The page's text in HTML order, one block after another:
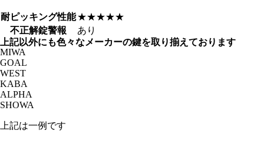
耐ピッキング性能★★★★★
不正解錠警報
あり
上記以外にも色々なメーカーの鍵を取り揃えております
MIWA
GOAL
WEST
KABA
ALPHA
SHOWA
上記は一例です